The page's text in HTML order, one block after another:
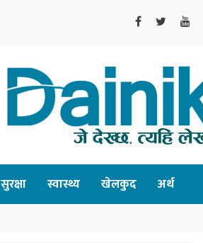
सुरक्षा स्वास्थ्य खेलकुद अर्थ